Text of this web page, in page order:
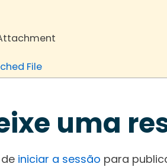
File
uma
iniciar a sessão para